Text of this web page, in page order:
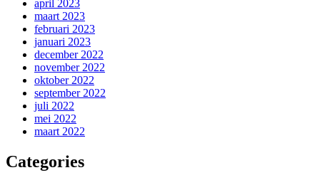
april 2023
maart 2023
februari 2023
januari 2023
december 2022
november 2022
oktober 2022
september 2022
juli 2022
mei 2022
maart 2022
Categories